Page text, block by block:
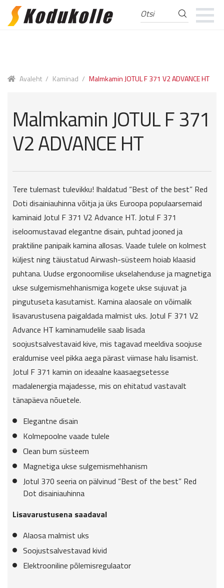
Skip
Skip
Otsi:
Avaleht / Kaminad / Malmkamin JOTUL F 371 V2 ADVANCE HT
Malmkamin JOTUL F 371
V2 ADVANCE HT
Tere tulemast tulevikku! Ihaldatud “Best of the best” Red
Doti disainiauhinna võitja ja üks Euroopa populaarsemaid
kaminaid Jotul F 371 V2 Advance HT. Jotul F 371
iseloomustavad elegantne disain, puhtad jooned ja
praktiline panipaik kamina allosas. Vaade tulele on kolmest
küljest ning täiustatud Airwash-süsteem hoiab klaasid
puhtana. Uudse ergonoomilise ukselahenduse ja magnetiga
ukse sulgemismehhanismiga kogete ukse sujuvat ja
pingutuseta kasutamist. Kamina alaosale on võimalik
lisavarustusena paigaldada malmist uks. Jotul F 371 V2
Advance HT kaminamudelile saab lisada
soojustsalvestavaid kive, mis tagavad meeldiva soojuse
eraldumise veel pikka aega pärast viimase halu lisamist.
Jotul F 371 kamin on ideaalne kaasaegsetesse
madalenergia majadesse, mis on ehitatud vastavalt
tänapäeva nõuetele.
Elegantne disain
Kolmepoolne vaade tulele
Clean burn süsteem
Magnetiga ukse sulgemismehhanism
Jotul 370 seeria on pälvinud “Best of the best” Red
Dot disainiauhinna
Lisavarustusena saadaval
Alaosa malmist uks
Soojustsalvestavad kivid
Elektrooniline põlemisregulaator